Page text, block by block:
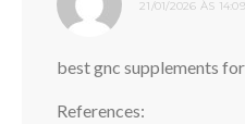
21/01/2026 ÀS 14:09
best gnc supplements
References: